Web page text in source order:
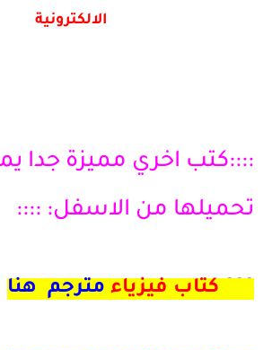
الالكترونية
::::كتب اخري مميزة جدا
تحميلها من الاسفل: ::::
كتاب فيزياء مترجم هنا